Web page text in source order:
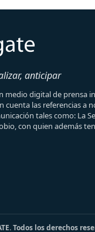
anticipar
medio digital de
cuenta las referencias a
tales como: La
con quien además
Todos los derechos